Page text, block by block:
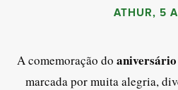
ATHUR, 5
A comemoração do
marcada por muita alegria,